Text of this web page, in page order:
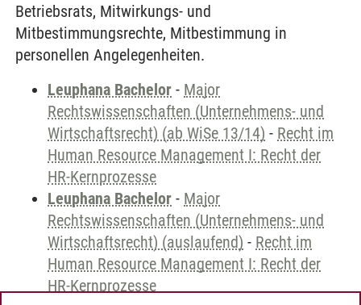
Betriebsrats, Mitwirkungs- und
Mitbestimmungsrechte, Mitbestimmung in
personellen Angelegenheiten.
Leuphana Bachelor - Major
Rechtswissenschaften (Unternehmens- und
Wirtschaftsrecht) (ab WiSe 13/14) - Recht im
Human Resource Management I: Recht der
HR-Kernprozesse
Leuphana Bachelor - Major
Rechtswissenschaften (Unternehmens- und
Wirtschaftsrecht) (auslaufend) - Recht im
Human Resource Management I: Recht der
HR-Kernprozesse